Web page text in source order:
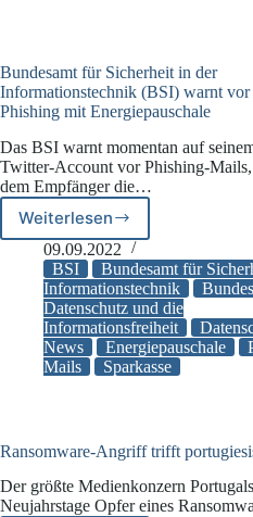
Bundesamt für Sicherheit in der
Informationstechnik (BSI) warnt vor
Phishing mit Energiepauschale
Das BSI warnt momentan auf
Twitter-Account vor Phishing-
dem Empfänger die…
WeiterlesenBundesamt
für
Sicherheit
in
der
Informationstechnik
(BSI)
warnt
Energiepauschale
09.09.2022
BSI
Bundesamt für
Informationstechnik
Datenschutz und die
Informationsfreiheit
News
Energiepauschale
Mails
Sparkasse
Ransomware-Angriff trifft
Der größte Medienkonzern
Neujahrstage Opfer eines